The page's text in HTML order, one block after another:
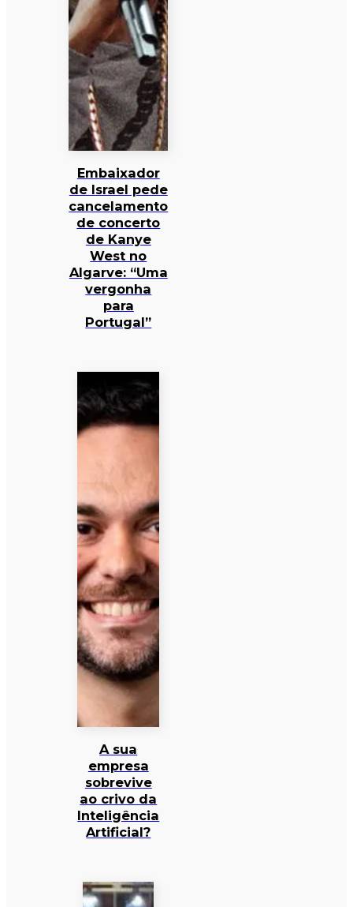
Embaixador
de Israel pede
cancelamento
de concerto
de Kanye
West no
Algarve: “Uma
vergonha
para
Portugal”
A sua
empresa
sobrevive
ao crivo da
Inteligência
Artificial?